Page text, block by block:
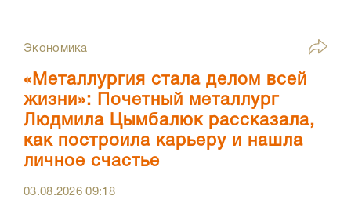
Экономика
«Металлургия стала делом всей
жизни»: Почетный металлург
Людмила Цымбалюк рассказала,
как построила карьеру и нашла
личное счастье
03.08.202609:18